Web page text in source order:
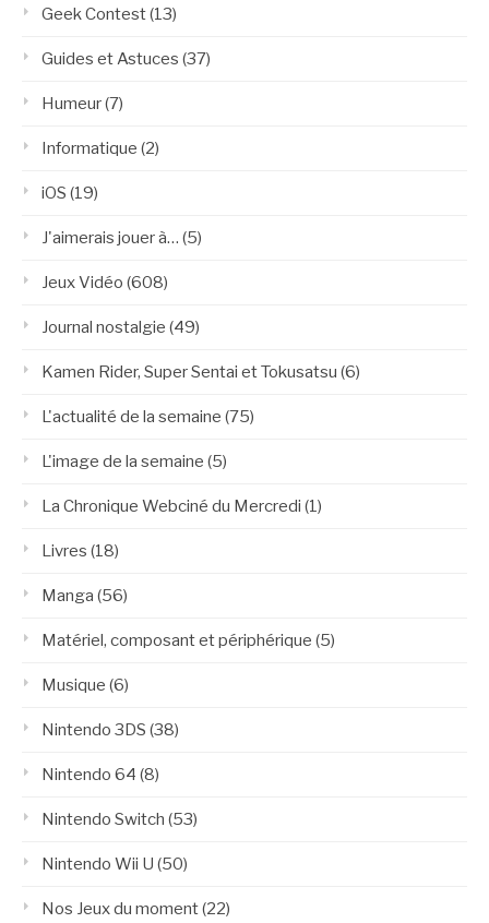
Geek Contest(13)
Guides et Astuces (37)
Humeur(7)
Informatique (2)
iOS (19)
J'aimerais jouer à… (5)
Jeux Vidéo (608)
Journal nostalgie (49)
Kamen Rider, Super Sentai et Tokusatsu (6)
L'actualité de la semaine (75)
L'image de la semaine (5)
La Chronique Webciné du Mercredi (1)
Livres (18)
Manga (56)
Matériel, composant et périphérique (5)
Musique (6)
Nintendo 3DS (38)
Nintendo 64 (8)
Nintendo Switch (53)
Nintendo Wii U (50)
Nos Jeux du moment(22)